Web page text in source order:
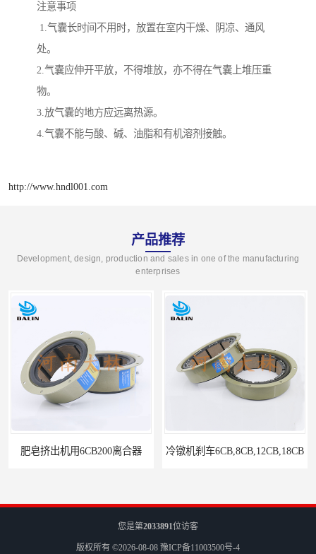
注意事项
1.气囊长时间不用时，放置在室内干燥、阴凉、通风
处。
2.气囊应伸开平放，不得堆放，亦不得在气囊上堆压重
物。
3.放气囊的地方应远离热源。
4.气囊不能与酸、碱、油脂和有机溶剂接触。
http://www.hndl001.com
产品推荐
Development, design, production and sales in one of the manufacturing
enterprises
冷镦机刹车6CB,8CB,12CB,18CB Airflex同等6CB200离合器
您是第2033891位访客
版权所有 ©2026-08-08 豫ICP备11003500号-4